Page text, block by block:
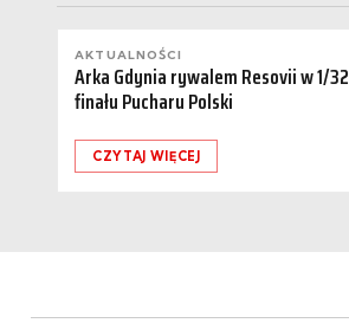
AKTUALNOŚCI
Arka Gdynia rywalem Resovii w 1/32
finału Pucharu Polski
CZYTAJ WIĘCEJ